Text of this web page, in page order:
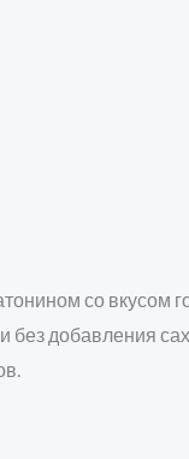
со вкусом
добавления